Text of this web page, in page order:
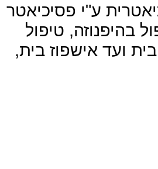
ע"י פסיכיאטר
בהיפנוזה, טיפול
ועד אישפוז בית,